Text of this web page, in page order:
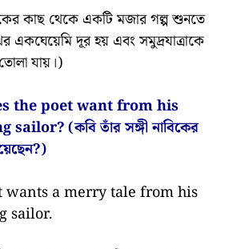
কাছ থেকে একটি মজার গল্প শুনতে
একঘেয়েমি দূর হয় এবং সমুদ্রযাত্রাকে
যায়।)
the poet want from his
(কবি তাঁর সঙ্গী নাবিকের
wants a merry tale from his
sailor.